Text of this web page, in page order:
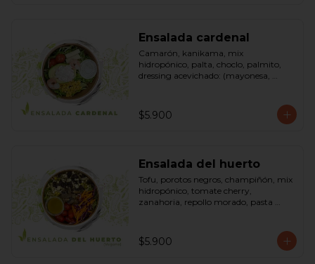
Ensalada cardenal
Camarón, kanikama, mix
hidropónico, palta, choclo, palmito,
dressing acevichado: (mayonesa,
$5.900
Ensalada del huerto
Tofu, porotos negros, champiñón, mix
hidropónico, tomate cherry,
zanahoria, repollo morado, pasta
dressing: vinagreta, mostaza (vinagre
blanco, mostaza, azúcar). Bowl.
$5.900